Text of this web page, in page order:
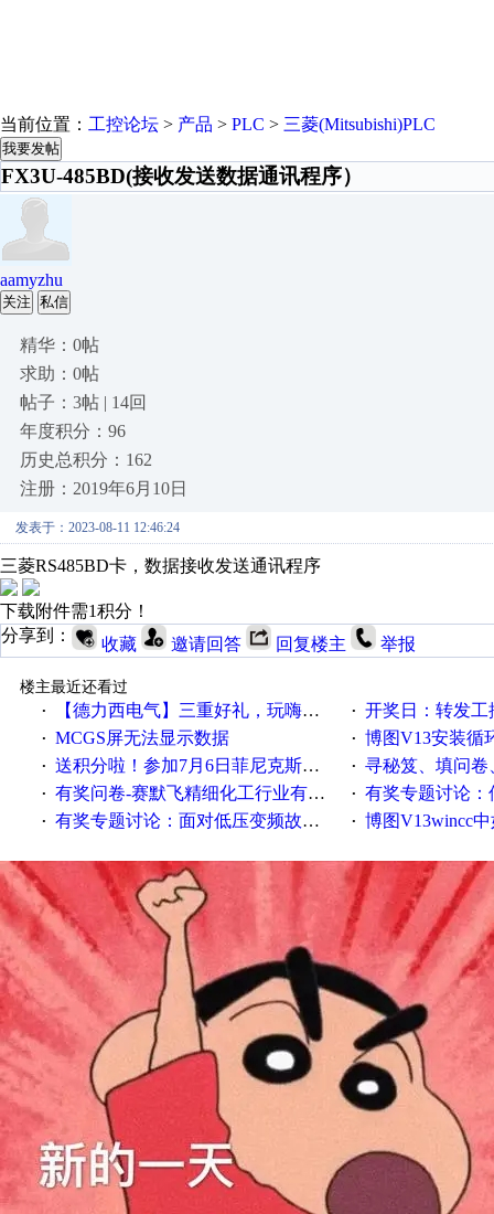
当前位置： 工控论坛 > 产品 > PLC > 三菱(Mitsubishi)PLC
我要发帖
FX3U-485BD(接收发送数据通讯程序）
aamyzhu
关注 私信
精华：0帖
求助：0帖
帖子：3帖 | 14回
年度积分：96
历史总积分：162
注册：2019年6月10日
发表于：2023-08-11 12:46:24
三菱RS485BD卡，数据接收发送通讯程序
下载附件需1积分！
分享到：
收藏 邀请回答 回复楼主 举报
楼主最近还看过
·
【德力西电气】三重好礼，玩嗨夏日！ · 开奖日：转发工控速派
· MCGS屏无法显示数据 · 博图V13安装循环重启
· 送积分啦！参加7月6日菲尼克斯在线研讨会即得 · 寻秘笈、填问卷
· 有奖问卷-赛默飞精细化工行业有奖调查来袭！ · 有奖专题讨论：伺服选择
· 有奖专题讨论：面对低压变频故障，老手是这样解决的！ · 博图V13wincc中如何